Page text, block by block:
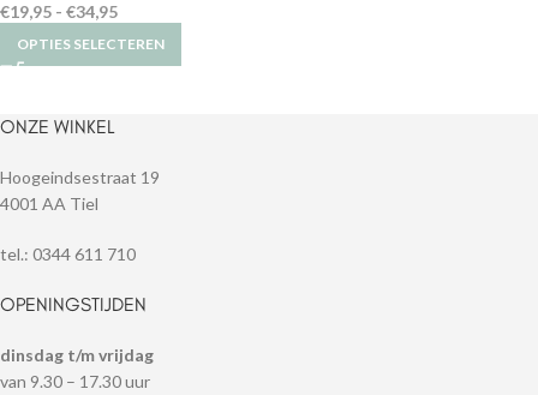
€19,95 - €34,95
OPTIES SELECTEREN
ONZE WINKEL
Hoogeindsestraat 19
4001 AA Tiel
tel.: 0344 611 710
OPENINGSTIJDEN
dinsdag t/m vrijdag
van 9.30 – 17.30 uur